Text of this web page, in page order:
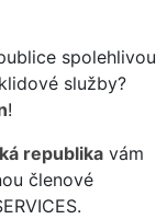
spolehlivou
služby?
!
republika vám
členové